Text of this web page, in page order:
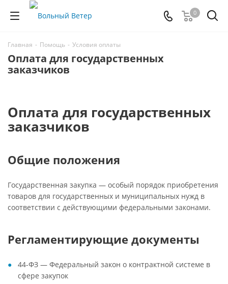
0
Главная - Помощь - Условия оплаты
Оплата для государственных
заказчиков
Оплата для государственных
заказчиков
Общие положения
Государственная закупка — особый порядок приобретения
товаров для государственных и муниципальных нужд в
соответствии с действующими федеральными законами.
Регламентирующие документы
44-ФЗ — Федеральный закон о контрактной системе в
сфере закупок